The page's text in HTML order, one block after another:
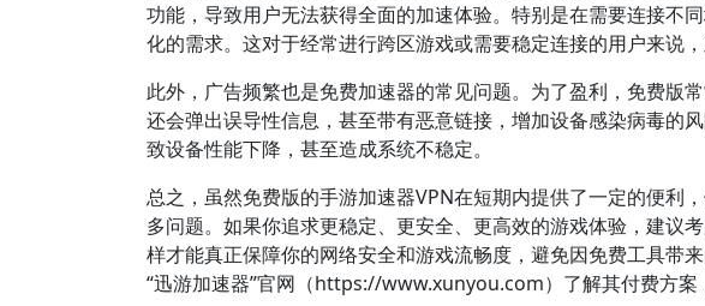
功能，导致用户无法获得全面的加速体验。特别是在需要连接不
化的需求。这对于经常进行跨区游戏或需要稳定连接的用户来说，
此外，广告频繁也是免费加速器的常见问题。为了盈利，免费版
还会弹出误导性信息，甚至带有恶意链接，增加设备感染病毒的
致设备性能下降，甚至造成系统不稳定。
总之，虽然免费版的手游加速器VPN在短期内提供了一定的便利
多问题。如果你追求更稳定、更安全、更高效的游戏体验，建议
样才能真正保障你的网络安全和游戏流畅度，避免因免费工具带
“迅游加速器”官网（https://www.xunyou.com）了解其付费方案